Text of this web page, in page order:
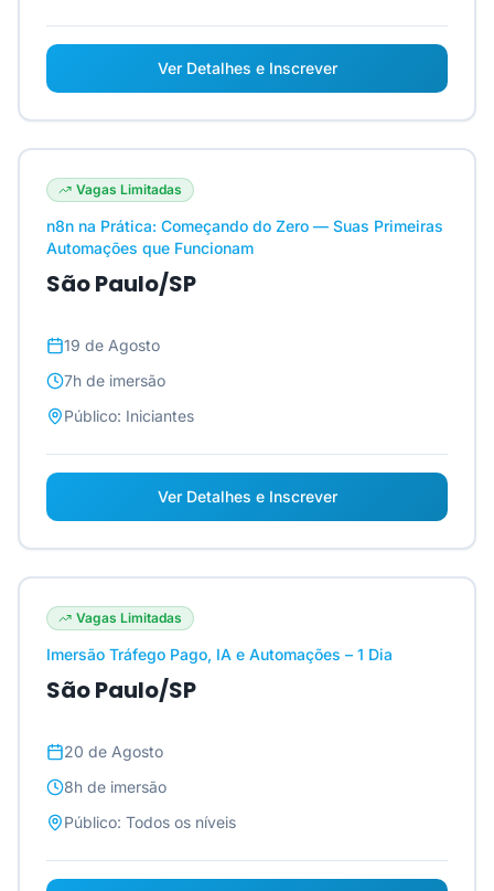
Ver Detalhes e Inscrever
Vagas Limitadas
n8n na Prática: Começando do Zero — Suas Primeiras
Automações que Funcionam
São Paulo/SP
19 de Agosto
7h de imersão
Público: Iniciantes
Ver Detalhes e Inscrever
Vagas Limitadas
Imersão Tráfego Pago, IA e Automações – 1 Dia
São Paulo/SP
20 de Agosto
8h de imersão
Público: Todos os níveis